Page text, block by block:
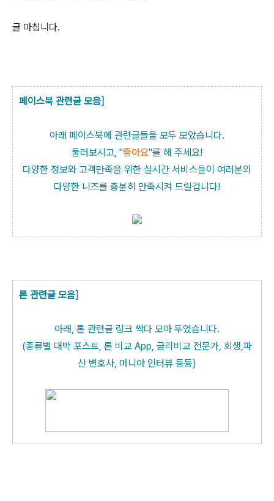
글 마칩니다.
페이스북 관련글 모음]
아래 페이스북에 관련글들을 모두 모았습니다.
둘러보시고, "좋아요"를 해 주세요!
다양한 정보와 고객만족을 위한 실시간 서비스들이 여러분의
다양한 니즈를 충분히 만족시켜 드릴겁니다!
론 관련글 모음]
아래, 론 관련글 링크 싹다 모아 두었습니다.
(종류별 대박 포스트, 론 비교 App, 금리비교 전문가, 회생,파
산 변호사, 머니야 인터뷰 등등)